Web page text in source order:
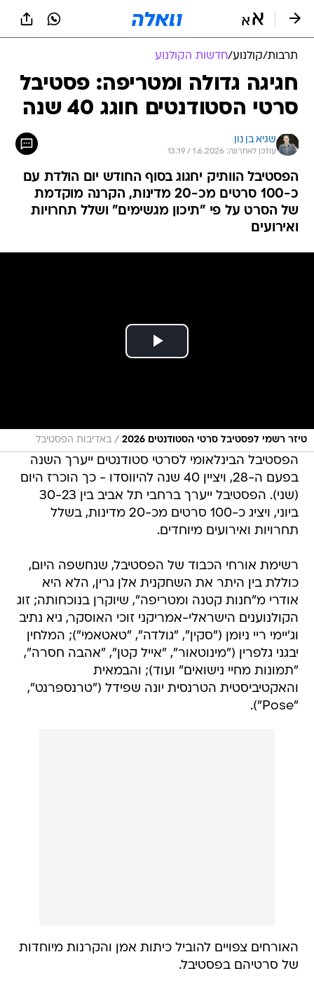
תרבות/קולנוע/חדשות הקולנוע
חגיגה גדולה ומטריפה: פסטיבל
סרטי הסטודנטים חוגג 40 שנה
שגיא בן נון
עודכן לאחרונה: 1.6.2026 / 13:19
הפסטיבל הוותיק יחגוג בסוף החודש יום הולדת עם
כ-100 סרטים מכ-20 מדינות, הקרנה מוקדמת
של הסרט על פי "תיכון מגשימים" ושלל תחרויות
ואירועים
טיזר רשמי לפסטיבל סרטי הסטודנטים 2026 / באדיבות הפסטיבל
הפסטיבל הבינלאומי לסרטי סטודנטים ייערך השנה
בפעם ה-28, ויציין 40 שנה להיווסדו - כך הוכרז היום
(שני). הפסטיבל ייערך ברחבי תל אביב בין 30-23
ביוני, ויציג כ-100 סרטים מכ-20 מדינות, בשלל
תחרויות ואירועים מיוחדים.
רשימת אורחי הכבוד של הפסטיבל, שנחשפה היום,
כוללת בין היתר את השחקנית אלן גרין, הלא היא
אודרי מ"חנות קטנה ומטריפה", שיוקרן בנוכחותה; זוג
הקולנוענים הישראלי-אמריקני זוכי האוסקר, גיא נתיב
וג'יימי ריי ניומן ("סקין", "גולדה", "טאטאמי"); המלחין
יבגני גלפרין ("מינוטאור", "אייל קטן", "אהבה חסרה",
"תמונות מחיי נישואים" ועוד); והבמאית
והאקטיביסטית הטרנסית יונה שפידל ("טרנספרנט",
"Pose").
האורחים צפויים להוביל כיתות אמן והקרנות מיוחדות
של סרטיהם בפסטיבל.